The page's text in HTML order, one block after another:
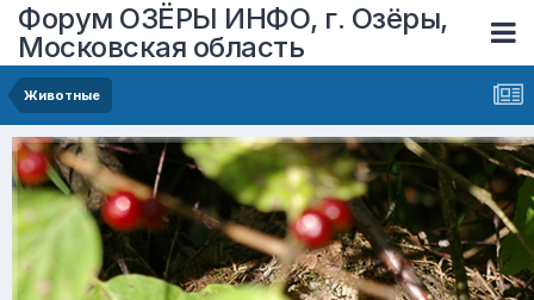
Форум ОЗЁРЫ ИНФО, г. Озёры,
Московская область
Животные